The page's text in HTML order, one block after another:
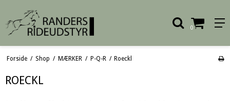
0
Forside / Shop / MÆRKER / P-Q-R / Roeckl
ROECKL